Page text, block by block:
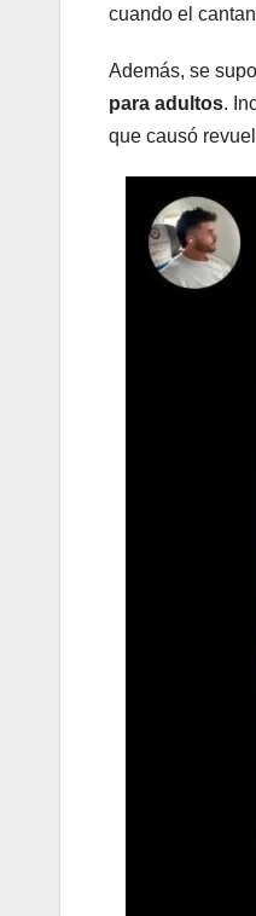
cuando el
Además, se
para adultos.
que causó